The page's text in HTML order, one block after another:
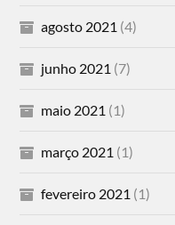
agosto 2021 (4)
junho 2021 (7)
maio 2021 (1)
março 2021 (1)
fevereiro 2021 (1)